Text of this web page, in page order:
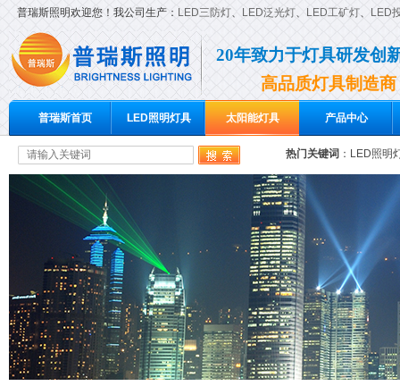
普瑞斯照明欢迎您！我公司生产： LED三防灯、 LED泛光灯、 LED工矿灯、 LED
20年致力于灯具研发创
高品质灯具制造商
普瑞斯首页 LED照明灯具 太阳能灯具 产品中心
热门关键词 ： LED照明